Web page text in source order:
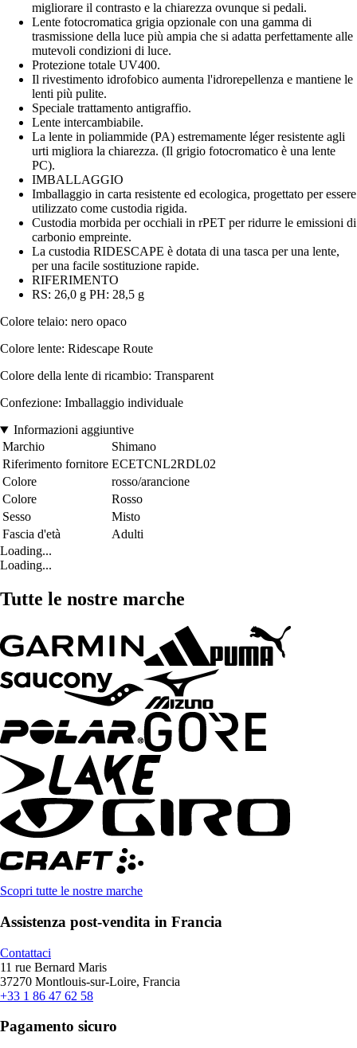
migliorare il contrasto e la chiarezza ovunque si pedali.
Lente fotocromatica grigia opzionale con una gamma di
trasmissione della luce più ampia che si adatta perfettamente alle
mutevoli condizioni di luce.
Protezione totale UV400.
Il rivestimento idrofobico aumenta l'idrorepellenza e mantiene le
lenti più pulite.
Speciale trattamento antigraffio.
Lente intercambiabile.
La lente in poliammide (PA) estremamente léger resistente agli
urti migliora la chiarezza. (Il grigio fotocromatico è una lente
PC).
IMBALLAGGIO
Imballaggio in carta resistente ed ecologica, progettato per essere
utilizzato come custodia rigida.
Custodia morbida per occhiali in rPET per ridurre le emissioni di
carbonio empreinte.
La custodia RIDESCAPE è dotata di una tasca per una lente,
per una facile sostituzione rapide.
RIFERIMENTO
RS: 26,0 g PH: 28,5 g
Colore telaio: nero opaco
Colore lente: Ridescape Route
Colore della lente di ricambio: Transparent
Confezione: Imballaggio individuale
Informazioni aggiuntive
Marchio
Shimano
Riferimento fornitore ECETCNL2RDL02
Colore
rosso/arancione
Colore
Rosso
Sesso
Misto
Fascia d'età
Adulti
Loading...
Loading...
Tutte le nostre marche
Scopri tutte le nostre marche
Assistenza post-vendita in Francia
Contattaci
11 rue Bernard Maris
37270 Montlouis-sur-Loire, Francia
+33 1 86 47 62 58
Pagamento sicuro